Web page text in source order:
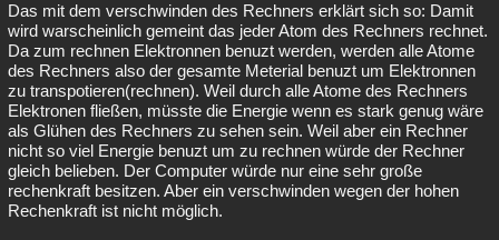
Das mit dem verschwinden des Rechners erklärt sich so: Damit
wird warscheinlich gemeint das jeder Atom des Rechners rechnet.
Da zum rechnen Elektronnen benuzt werden, werden alle Atome
des Rechners also der gesamte Meterial benuzt um Elektronnen
zu transpotieren(rechnen). Weil durch alle Atome des Rechners
Elektronen fließen, müsste die Energie wenn es stark genug wäre
als Glühen des Rechners zu sehen sein. Weil aber ein Rechner
nicht so viel Energie benuzt um zu rechnen würde der Rechner
gleich belieben. Der Computer würde nur eine sehr große
rechenkraft besitzen. Aber ein verschwinden wegen der hohen
Rechenkraft ist nicht möglich.